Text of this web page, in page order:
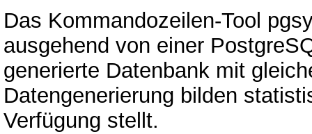
Das Kommandozeilen-Tool
ausgehend von einer
generierte Datenbank mit
Datengenerierung bilden
Verfügung stellt.